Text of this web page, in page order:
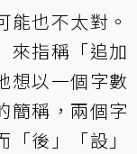
能也不太對。
來指稱「追加
想以一個字數
簡稱，兩個字
後」「設」